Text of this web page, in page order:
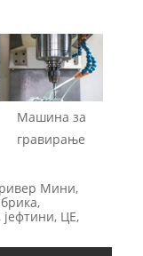
Машина за
гравирање
Мини,
ЦЕ,